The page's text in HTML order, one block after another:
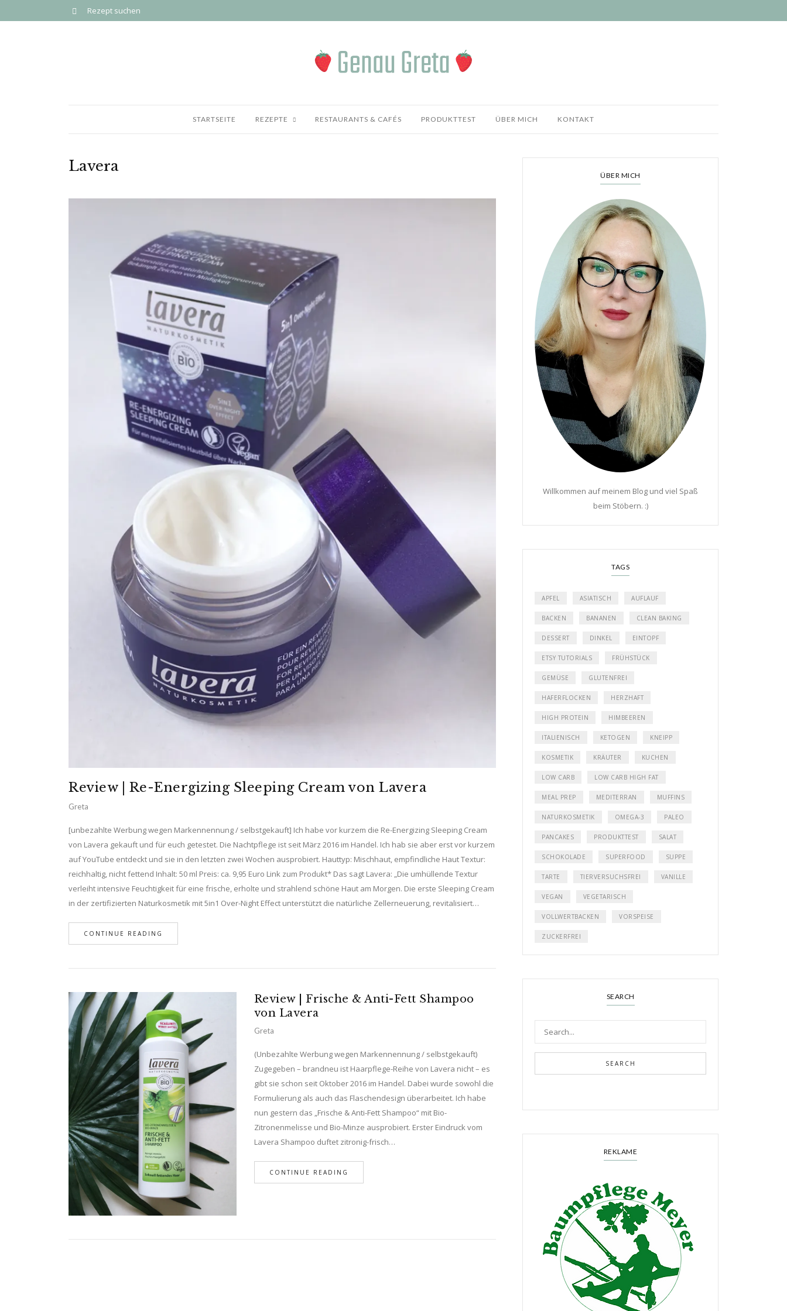
STARTSEITE REZEPTE RESTAURANTS & CAFÉS PRODUKTTEST ÜBER MICH KONTAKT
Lavera
Review | Re-Energizing Sleeping Cream von Lavera
Greta
[unbezahlte Werbung wegen Markennennung / selbstgekauft] Ich habe vor kurzem die Re-Energizing Sleeping Cream
von Lavera gekauft und für euch getestet. Die Nachtpflege ist seit März 2016 im Handel. Ich hab sie aber erst vor kurzem
auf YouTube entdeckt und sie in den letzten zwei Wochen ausprobiert. Hauttyp: Mischhaut, empfindliche Haut Textur:
reichhaltig, nicht fettend Inhalt: 50 ml Preis: ca. 9,95 Euro Link zum Produkt* Das sagt Lavera: „Die umhüllende Textur
verleiht intensive Feuchtigkeit für eine frische, erholte und strahlend schöne Haut am Morgen. Die erste Sleeping Cream
in der zertifizierten Naturkosmetik mit 5in1 Over-Night Effect unterstützt die natürliche Zellerneuerung, revitalisiert…
CONTINUE READING
Review | Frische & Anti-Fett Shampoo
von Lavera
Greta
(Unbezahlte Werbung wegen Markennennung / selbstgekauft)
Zugegeben – brandneu ist Haarpflege-Reihe von Lavera nicht – es
gibt sie schon seit Oktober 2016 im Handel. Dabei wurde sowohl die
Formulierung als auch das Flaschendesign überarbeitet. Ich habe
nun gestern das „Frische & Anti-Fett Shampoo“ mit Bio-
Zitronenmelisse und Bio-Minze ausprobiert. Erster Eindruck vom
Lavera Shampoo duftet zitronig-frisch…
CONTINUE READING
ÜBER MICH
Willkommen auf meinem Blog und viel Spaß
beim Stöbern. :)
TAGS
APFEL ASIATISCH AUFLAUF
BACKEN BANANEN CLEAN BAKING
DESSERT DINKEL EINTOPF
ETSY TUTORIALS FRÜHSTÜCK
GEMÜSE GLUTENFREI
HAFERFLOCKEN HERZHAFT
HIGH PROTEIN HIMBEEREN
ITALIENISCH KETOGEN KNEIPP
KOSMETIK KRÄUTER KUCHEN
LOW CARB LOW CARB HIGH FAT
MEAL PREP MEDITERRAN MUFFINS
NATURKOSMETIK OMEGA-3 PALEO
PANCAKES PRODUKTTEST SALAT
SCHOKOLADE SUPERFOOD SUPPE
TARTE TIERVERSUCHSFREI VANILLE
VEGAN VEGETARISCH
VOLLWERTBACKEN VORSPEISE
ZUCKERFREI
SEARCH
SEARCH
REKLAME